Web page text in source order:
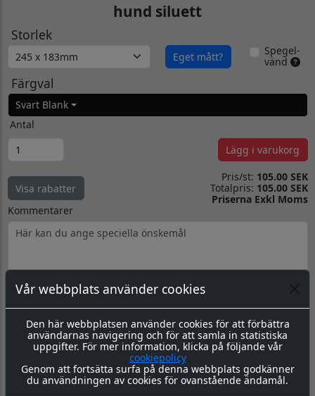
Vår webbplats använder cookies
Den här webbplatsen använder cookies för att förbättra
användarnas navigering och för att samla in statistiska
uppgifter. För mer information, klicka på följande vår
cookiepolicy
Genom att fortsätta surfa på denna webbplats godkänner
du användningen av cookies för ovanstående ändamål.
hund siluett
Storlek
Eget mått?
Spegel-
vänd
Färgval
Svart Blank
Antal
Lägg i varukorg
Visa rabatter
Pris/st: 105.00 SEK
Totalpris: 105.00 SEK
Priserna Exkl Moms
Kommentarer
Produktbeskrivning
Datorskuren dekal / logo
Material & Tillverkning:Dessa dekaler skärs ut i en 8-årig
genomfärgad kvalitetsfolie, som fäster på de flesta plana
ytor.